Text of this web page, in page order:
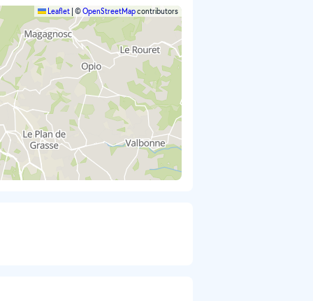
Leaflet ©OpenStreetMapcontributors